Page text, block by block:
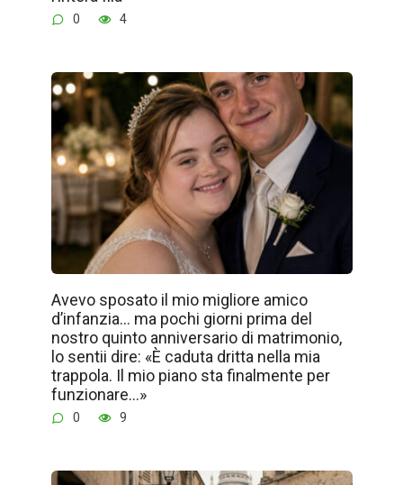
0 4
Avevo sposato il mio migliore amico
d’infanzia… ma pochi giorni prima del
nostro quinto anniversario di matrimonio,
lo sentii dire: «È caduta dritta nella mia
trappola. Il mio piano sta finalmente per
funzionare…»
0 9